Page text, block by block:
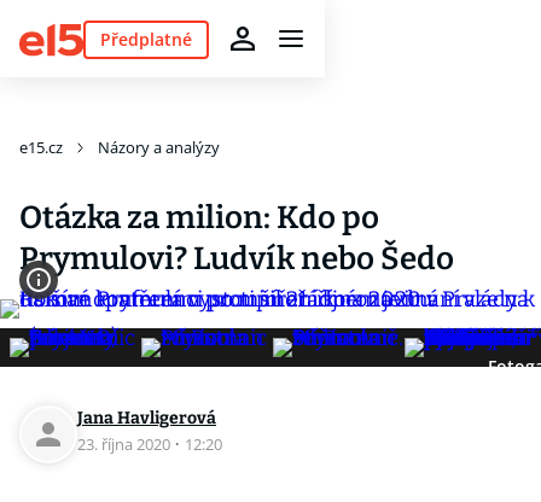
Předplatné
e15.cz Názory a analýzy
Otázka za milion: Kdo po
Prymulovi? Ludvík nebo Šedo
Jana Havligerová
23. října 2020 · 12:20